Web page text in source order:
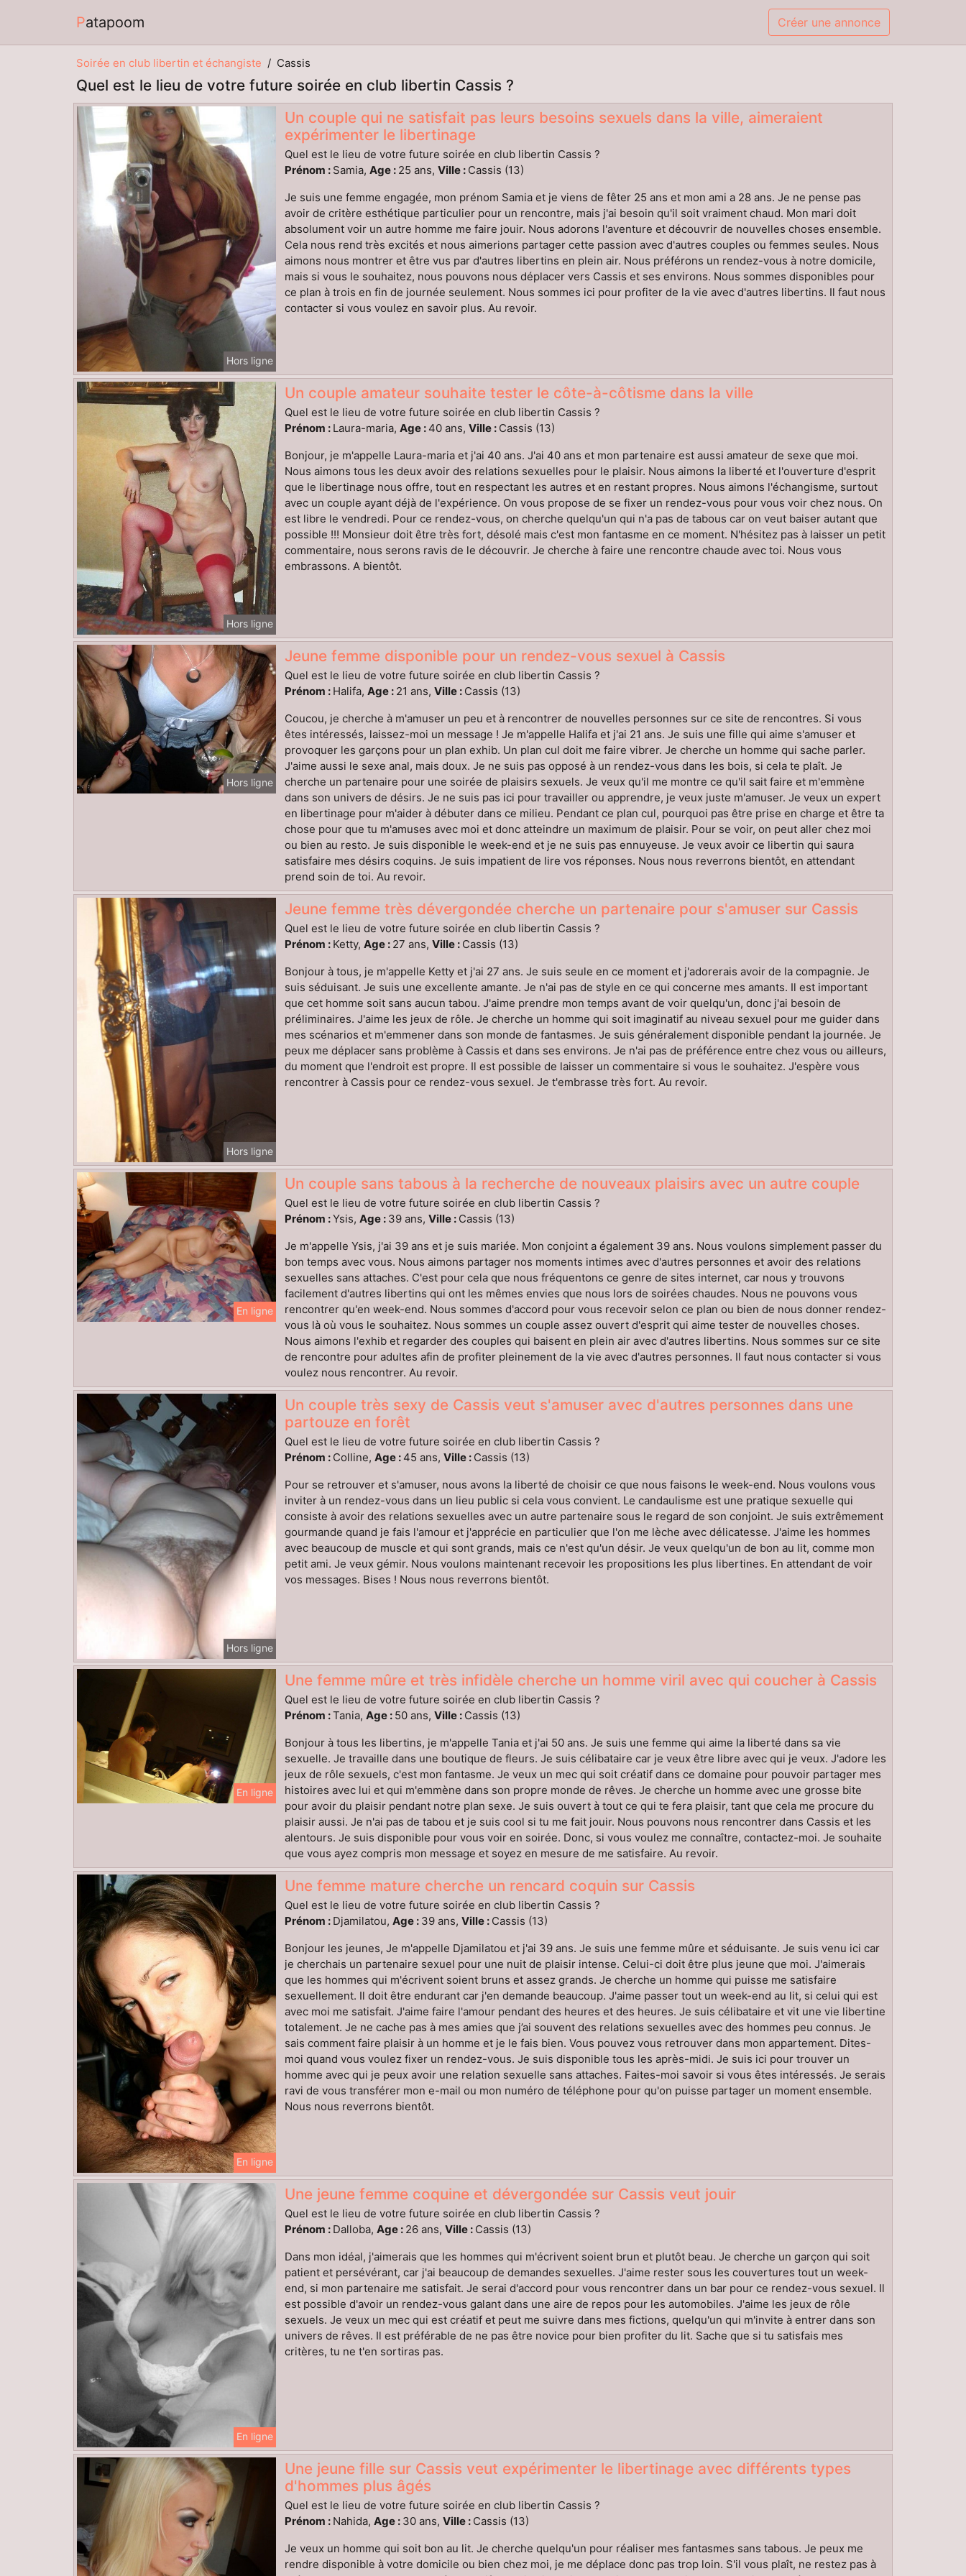
Patapoom Créer une annonce
Soirée en club libertin et échangiste Cassis
Quel est le lieu de votre future soirée en club libertin Cassis ?
Hors ligne
Un couple qui ne satisfait pas leurs besoins sexuels dans la ville, aimeraient
expérimenter le libertinage
Quel est le lieu de votre future soirée en club libertin Cassis ?
Prénom : Samia, Age : 25 ans, Ville : Cassis (13)
Je suis une femme engagée, mon prénom Samia et je viens de fêter 25 ans et mon ami a 28 ans. Je ne pense pas
avoir de critère esthétique particulier pour un rencontre, mais j'ai besoin qu'il soit vraiment chaud. Mon mari doit
absolument voir un autre homme me faire jouir. Nous adorons l'aventure et découvrir de nouvelles choses ensemble.
Cela nous rend très excités et nous aimerions partager cette passion avec d'autres couples ou femmes seules. Nous
aimons nous montrer et être vus par d'autres libertins en plein air. Nous préférons un rendez-vous à notre domicile,
mais si vous le souhaitez, nous pouvons nous déplacer vers Cassis et ses environs. Nous sommes disponibles pour
ce plan à trois en fin de journée seulement. Nous sommes ici pour profiter de la vie avec d'autres libertins. Il faut nous
contacter si vous voulez en savoir plus. Au revoir.
Hors ligne
Un couple amateur souhaite tester le côte-à-côtisme dans la ville
Quel est le lieu de votre future soirée en club libertin Cassis ?
Prénom : Laura-maria, Age : 40 ans, Ville : Cassis (13)
Bonjour, je m'appelle Laura-maria et j'ai 40 ans. J'ai 40 ans et mon partenaire est aussi amateur de sexe que moi.
Nous aimons tous les deux avoir des relations sexuelles pour le plaisir. Nous aimons la liberté et l'ouverture d'esprit
que le libertinage nous offre, tout en respectant les autres et en restant propres. Nous aimons l'échangisme, surtout
avec un couple ayant déjà de l'expérience. On vous propose de se fixer un rendez-vous pour vous voir chez nous. On
est libre le vendredi. Pour ce rendez-vous, on cherche quelqu'un qui n'a pas de tabous car on veut baiser autant que
possible !!! Monsieur doit être très fort, désolé mais c'est mon fantasme en ce moment. N'hésitez pas à laisser un petit
commentaire, nous serons ravis de le découvrir. Je cherche à faire une rencontre chaude avec toi. Nous vous
embrassons. A bientôt.
Hors ligne
Jeune femme disponible pour un rendez-vous sexuel à Cassis
Quel est le lieu de votre future soirée en club libertin Cassis ?
Prénom : Halifa, Age : 21 ans, Ville : Cassis (13)
Coucou, je cherche à m'amuser un peu et à rencontrer de nouvelles personnes sur ce site de rencontres. Si vous
êtes intéressés, laissez-moi un message ! Je m'appelle Halifa et j'ai 21 ans. Je suis une fille qui aime s'amuser et
provoquer les garçons pour un plan exhib. Un plan cul doit me faire vibrer. Je cherche un homme qui sache parler.
J'aime aussi le sexe anal, mais doux. Je ne suis pas opposé à un rendez-vous dans les bois, si cela te plaît. Je
cherche un partenaire pour une soirée de plaisirs sexuels. Je veux qu'il me montre ce qu'il sait faire et m'emmène
dans son univers de désirs. Je ne suis pas ici pour travailler ou apprendre, je veux juste m'amuser. Je veux un expert
en libertinage pour m'aider à débuter dans ce milieu. Pendant ce plan cul, pourquoi pas être prise en charge et être ta
chose pour que tu m'amuses avec moi et donc atteindre un maximum de plaisir. Pour se voir, on peut aller chez moi
ou bien au resto. Je suis disponible le week-end et je ne suis pas ennuyeuse. Je veux avoir ce libertin qui saura
satisfaire mes désirs coquins. Je suis impatient de lire vos réponses. Nous nous reverrons bientôt, en attendant
prend soin de toi. Au revoir.
Hors ligne
Jeune femme très dévergondée cherche un partenaire pour s'amuser sur Cassis
Quel est le lieu de votre future soirée en club libertin Cassis ?
Prénom : Ketty, Age : 27 ans, Ville : Cassis (13)
Bonjour à tous, je m'appelle Ketty et j'ai 27 ans. Je suis seule en ce moment et j'adorerais avoir de la compagnie. Je
suis séduisant. Je suis une excellente amante. Je n'ai pas de style en ce qui concerne mes amants. Il est important
que cet homme soit sans aucun tabou. J'aime prendre mon temps avant de voir quelqu'un, donc j'ai besoin de
préliminaires. J'aime les jeux de rôle. Je cherche un homme qui soit imaginatif au niveau sexuel pour me guider dans
mes scénarios et m'emmener dans son monde de fantasmes. Je suis généralement disponible pendant la journée. Je
peux me déplacer sans problème à Cassis et dans ses environs. Je n'ai pas de préférence entre chez vous ou ailleurs,
du moment que l'endroit est propre. Il est possible de laisser un commentaire si vous le souhaitez. J'espère vous
rencontrer à Cassis pour ce rendez-vous sexuel. Je t'embrasse très fort. Au revoir.
En ligne
Un couple sans tabous à la recherche de nouveaux plaisirs avec un autre couple
Quel est le lieu de votre future soirée en club libertin Cassis ?
Prénom :Ysis, Age : 39 ans, Ville : Cassis (13)
Je m'appelle Ysis, j'ai 39 ans et je suis mariée. Mon conjoint a également 39 ans. Nous voulons simplement passer du
bon temps avec vous. Nous aimons partager nos moments intimes avec d'autres personnes et avoir des relations
sexuelles sans attaches. C'est pour cela que nous fréquentons ce genre de sites internet, car nous y trouvons
facilement d'autres libertins qui ont les mêmes envies que nous lors de soirées chaudes. Nous ne pouvons vous
rencontrer qu'en week-end. Nous sommes d'accord pour vous recevoir selon ce plan ou bien de nous donner rendez-
vous là où vous le souhaitez. Nous sommes un couple assez ouvert d'esprit qui aime tester de nouvelles choses.
Nous aimons l'exhib et regarder des couples qui baisent en plein air avec d'autres libertins. Nous sommes sur ce site
de rencontre pour adultes afin de profiter pleinement de la vie avec d'autres personnes. Il faut nous contacter si vous
voulez nous rencontrer. Au revoir.
Hors ligne
Un couple très sexy de Cassis veut s'amuser avec d'autres personnes dans une
partouze en forêt
Quel est le lieu de votre future soirée en club libertin Cassis ?
Prénom : Colline, Age : 45 ans, Ville : Cassis (13)
Pour se retrouver et s'amuser, nous avons la liberté de choisir ce que nous faisons le week-end. Nous voulons vous
inviter à un rendez-vous dans un lieu public si cela vous convient. Le candaulisme est une pratique sexuelle qui
consiste à avoir des relations sexuelles avec un autre partenaire sous le regard de son conjoint. Je suis extrêmement
gourmande quand je fais l'amour et j'apprécie en particulier que l'on me lèche avec délicatesse. J'aime les hommes
avec beaucoup de muscle et qui sont grands, mais ce n'est qu'un désir. Je veux quelqu'un de bon au lit, comme mon
petit ami. Je veux gémir. Nous voulons maintenant recevoir les propositions les plus libertines. En attendant de voir
vos messages. Bises ! Nous nous reverrons bientôt.
En ligne
Une femme mûre et très infidèle cherche un homme viril avec qui coucher à Cassis
Quel est le lieu de votre future soirée en club libertin Cassis ?
Prénom :Tania, Age : 50 ans, Ville : Cassis (13)
Bonjour à tous les libertins, je m'appelle Tania et j'ai 50 ans. Je suis une femme qui aime la liberté dans sa vie
sexuelle. Je travaille dans une boutique de fleurs. Je suis célibataire car je veux être libre avec qui je veux. J'adore les
jeux de rôle sexuels, c'est mon fantasme. Je veux un mec qui soit créatif dans ce domaine pour pouvoir partager mes
histoires avec lui et qui m'emmène dans son propre monde de rêves. Je cherche un homme avec une grosse bite
pour avoir du plaisir pendant notre plan sexe. Je suis ouvert à tout ce qui te fera plaisir, tant que cela me procure du
plaisir aussi. Je n'ai pas de tabou et je suis cool si tu me fait jouir. Nous pouvons nous rencontrer dans Cassis et les
alentours. Je suis disponible pour vous voir en soirée. Donc, si vous voulez me connaître, contactez-moi. Je souhaite
que vous ayez compris mon message et soyez en mesure de me satisfaire. Au revoir.
En ligne
Une femme mature cherche un rencard coquin sur Cassis
Quel est le lieu de votre future soirée en club libertin Cassis ?
Prénom : Djamilatou, Age : 39 ans, Ville : Cassis (13)
Bonjour les jeunes, Je m'appelle Djamilatou et j'ai 39 ans. Je suis une femme mûre et séduisante. Je suis venu ici car
je cherchais un partenaire sexuel pour une nuit de plaisir intense. Celui-ci doit être plus jeune que moi. J'aimerais
que les hommes qui m'écrivent soient bruns et assez grands. Je cherche un homme qui puisse me satisfaire
sexuellement. Il doit être endurant car j'en demande beaucoup. J'aime passer tout un week-end au lit, si celui qui est
avec moi me satisfait. J'aime faire l'amour pendant des heures et des heures. Je suis célibataire et vit une vie libertine
totalement. Je ne cache pas à mes amies que j’ai souvent des relations sexuelles avec des hommes peu connus. Je
sais comment faire plaisir à un homme et je le fais bien. Vous pouvez vous retrouver dans mon appartement. Dites-
moi quand vous voulez fixer un rendez-vous. Je suis disponible tous les après-midi. Je suis ici pour trouver un
homme avec qui je peux avoir une relation sexuelle sans attaches. Faites-moi savoir si vous êtes intéressés. Je serais
ravi de vous transférer mon e-mail ou mon numéro de téléphone pour qu'on puisse partager un moment ensemble.
Nous nous reverrons bientôt.
En ligne
Une jeune femme coquine et dévergondée sur Cassis veut jouir
Quel est le lieu de votre future soirée en club libertin Cassis ?
Prénom : Dalloba, Age : 26 ans, Ville : Cassis (13)
Dans mon idéal, j'aimerais que les hommes qui m'écrivent soient brun et plutôt beau. Je cherche un garçon qui soit
patient et persévérant, car j'ai beaucoup de demandes sexuelles. J'aime rester sous les couvertures tout un week-
end, si mon partenaire me satisfait. Je serai d'accord pour vous rencontrer dans un bar pour ce rendez-vous sexuel. Il
est possible d'avoir un rendez-vous galant dans une aire de repos pour les automobiles. J'aime les jeux de rôle
sexuels. Je veux un mec qui est créatif et peut me suivre dans mes fictions, quelqu'un qui m'invite à entrer dans son
univers de rêves. Il est préférable de ne pas être novice pour bien profiter du lit. Sache que si tu satisfais mes
critères, tu ne t'en sortiras pas.
Une jeune fille sur Cassis veut expérimenter le libertinage avec différents types
d'hommes plus âgés
Quel est le lieu de votre future soirée en club libertin Cassis ?
Prénom : Nahida, Age : 30 ans, Ville : Cassis (13)
Je veux un homme qui soit bon au lit. Je cherche quelqu'un pour réaliser mes fantasmes sans tabous. Je peux me
rendre disponible à votre domicile ou bien chez moi, je me déplace donc pas trop loin. S'il vous plaît, ne restez pas à